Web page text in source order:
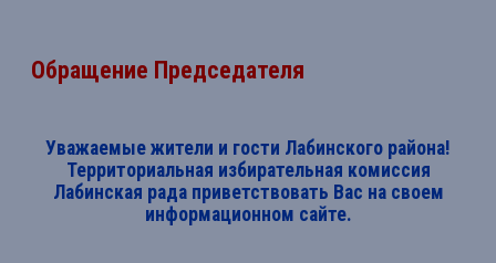
Обращение Председателя
Уважаемые жители и гости Лабинского района!
Территориальная избирательная комиссия
Лабинская рада приветствовать Вас на своем
информационном сайте.